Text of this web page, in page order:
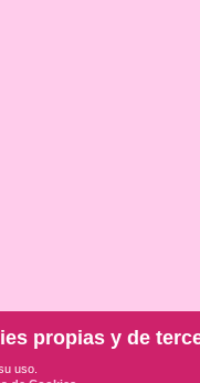
propias y de
uso.